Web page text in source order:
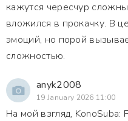
кажутся чересчур
вложился в прокачку. В
эмоций, но порой
сложностью.
anyk2008
19 January 2026 11:00
На мой взгляд,